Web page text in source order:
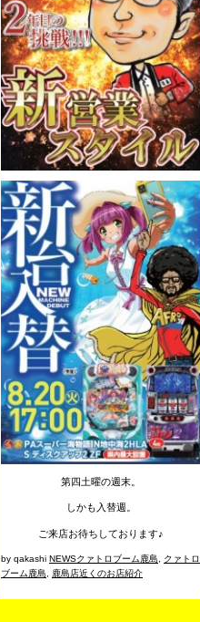
第四土曜の週末。
しかも入替週。
ご来店お待ちしております♪
by qakashi NEWSクァトロブーム鹿島
クァトロ
ブーム鹿島
鹿島店近くのお店紹介